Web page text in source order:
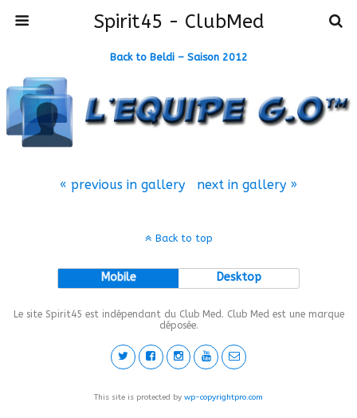
Spirit45 - ClubMed
Back to Beldi – Saison 2012
« previous in gallery next in gallery »
Back to top
Mobile Desktop
Le site Spirit45 est indépendant du Club Med. Club Med est une marque
déposée.
This site is protected by wp-copyrightpro.com